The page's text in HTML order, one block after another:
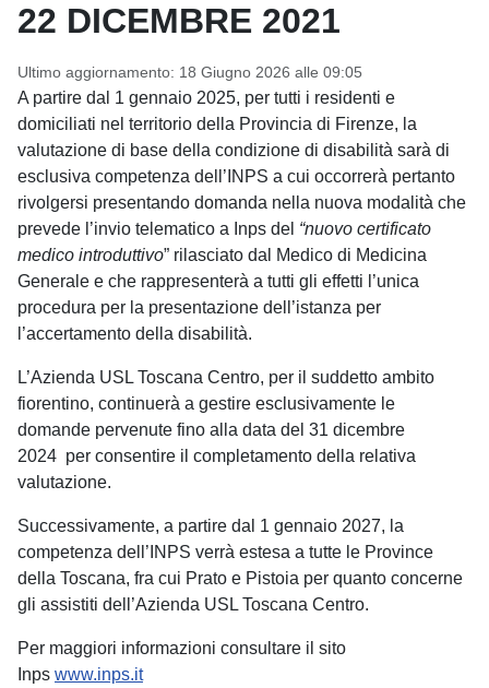
22 DICEMBRE 2021
Ultimo aggiornamento: 18 Giugno 2026 alle 09:05
A partire dal 1 gennaio 2025, per tutti i residenti e
domiciliati nel territorio della Provincia di Firenze, la
valutazione di base della condizione di disabilità sarà di
esclusiva competenza dell’INPS a cui occorrerà pertanto
rivolgersi presentando domanda nella nuova modalità che
prevede l’invio telematico a Inps del “nuovo certificato
medico introduttivo” rilasciato dal Medico di Medicina
Generale e che rappresenterà a tutti gli effetti l’unica
procedura per la presentazione dell’istanza per
l’accertamento della disabilità.
L’Azienda USL Toscana Centro, per il suddetto ambito
fiorentino, continuerà a gestire esclusivamente le
domande pervenute fino alla data del 31 dicembre
2024 per consentire il completamento della relativa
valutazione.
Successivamente, a partire dal 1 gennaio 2027, la
competenza dell’INPS verrà estesa a tutte le Province
della Toscana, fra cui Prato e Pistoia per quanto concerne
gli assistiti dell’Azienda USL Toscana Centro.
Per maggiori informazioni consultare il sito
Inps www.inps.it